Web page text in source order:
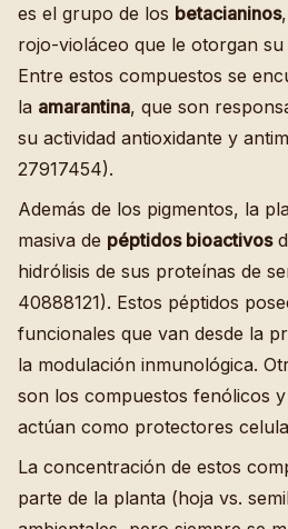
es el grupo de los betacianinos
rojo-violáceo que le otorgan
Entre estos compuestos se
la amarantina, que son
su actividad antioxidante y
27917454).
Además de los pigmentos, la
masiva de péptidos bioactivos
hidrólisis de sus proteínas de
40888121). Estos péptidos
funcionales que van desde la
la modulación inmunológica.
son los compuestos fenólicos
actúan como protectores
La concentración de estos
parte de la planta (hoja vs.